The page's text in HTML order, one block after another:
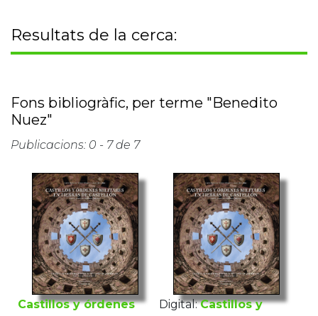
Resultats de la cerca:
Fons bibliogràfic, per terme "Benedito
Nuez"
Publicacions: 0 - 7 de 7
Castillos y órdenes
Digital: Castillos y